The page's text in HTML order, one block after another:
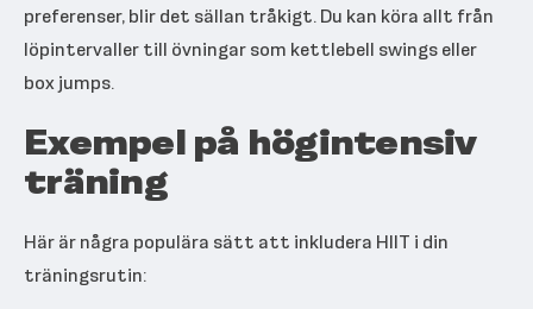
preferenser, blir det sällan tråkigt. Du kan köra allt från
löpintervaller till övningar som kettlebell swings eller
box jumps.
Exempel på högintensiv
träning
Här är några populära sätt att inkludera HIIT i din
träningsrutin: